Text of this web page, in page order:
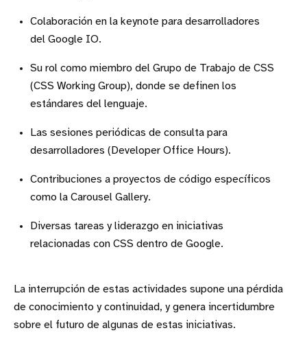
Colaboración en la keynote para desarrolladores
del Google IO.
Su rol como miembro del Grupo de Trabajo de CSS
(CSS Working Group), donde se definen los
estándares del lenguaje.
Las sesiones periódicas de consulta para
desarrolladores (Developer Office Hours).
Contribuciones a proyectos de código específicos
como la Carousel Gallery.
Diversas tareas y liderazgo en iniciativas
relacionadas con CSS dentro de Google.
La interrupción de estas actividades supone una pérdida
de conocimiento y continuidad, y genera incertidumbre
sobre el futuro de algunas de estas iniciativas.